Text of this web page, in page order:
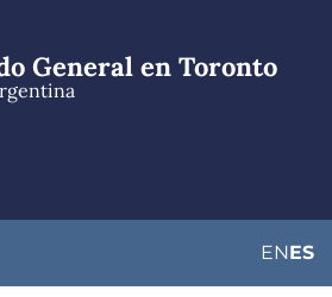
General en Toronto
ENES